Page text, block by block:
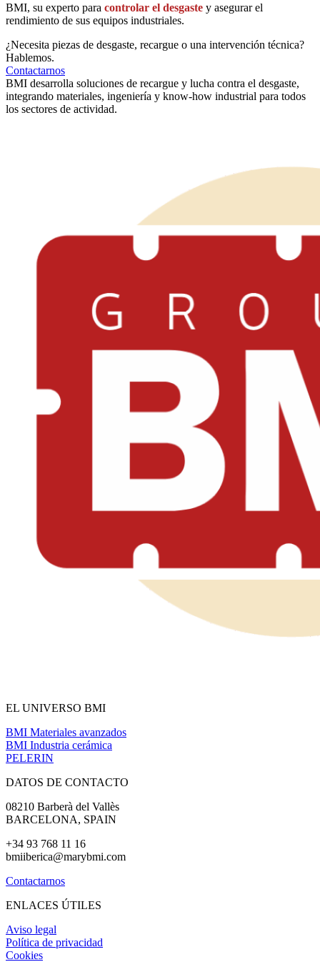
BMI, su experto para controlar el desgaste y asegurar el
rendimiento de sus equipos industriales.
¿Necesita piezas de desgaste, recargue o una intervención técnica?
Hablemos.
Contactarnos
BMI desarrolla soluciones de recargue y lucha contra el desgaste,
integrando materiales, ingeniería y know-how industrial para todos
los sectores de actividad.
EL UNIVERSO BMI
BMI Materiales avanzados
BMI Industria cerámica
PELERIN
DATOS DE CONTACTO
08210 Barberà del Vallès
BARCELONA, SPAIN
+34 93 768 11 16
bmiiberica@marybmi.com
Contactarnos
ENLACES ÚTILES
Aviso legal
Política de privacidad
Cookies